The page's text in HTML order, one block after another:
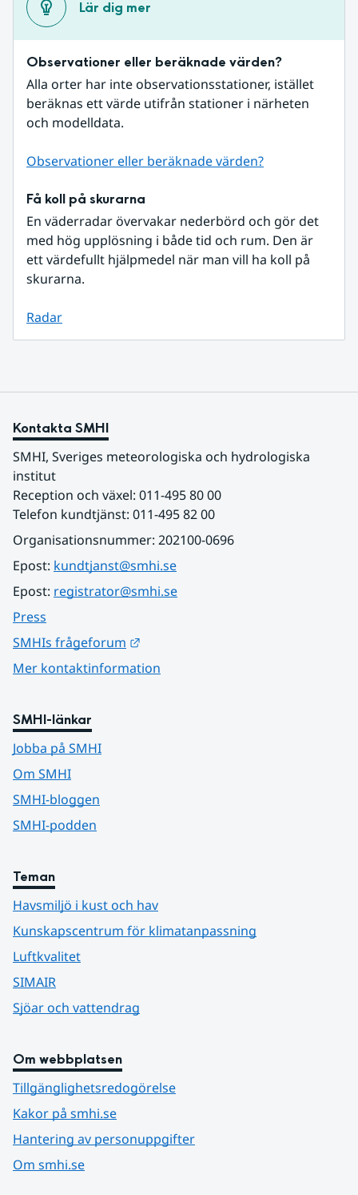
Lär dig mer
Observationer eller beräknade värden?
Alla orter har inte observationsstationer, istället
beräknas ett värde utifrån stationer i närheten
och modelldata.
Observationer eller beräknade värden?
Få koll på skurarna
En väderradar övervakar nederbörd och gör det
med hög upplösning i både tid och rum. Den är
ett värdefullt hjälpmedel när man vill ha koll på
skurarna.
Radar
Kontakta SMHI
SMHI, Sveriges meteorologiska och hydrologiska
institut
Reception och växel: 011-495 80 00
Telefon kundtjänst: 011-495 82 00
Organisationsnummer: 202100-0696
Epost: kundtjanst@smhi.se
Epost: registrator@smhi.se
Press
SMHIs frågeforum
Mer kontaktinformation
SMHI-länkar
Jobba på SMHI
Om SMHI
SMHI-bloggen
SMHI-podden
Teman
Havsmiljö i kust och hav
Kunskapscentrum för klimatanpassning
Luftkvalitet
SIMAIR
Sjöar och vattendrag
Om webbplatsen
Tillgänglighetsredogörelse
Kakor på smhi.se
Hantering av personuppgifter
Om smhi.se